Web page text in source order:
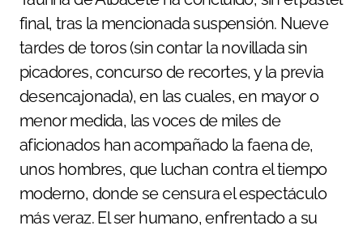
final, tras la mencionada suspensión. Nueve
tardes de toros (sin contar la novillada sin
picadores, concurso de recortes, y la previa
desencajonada), en las cuales, en mayor o
menor medida, las voces de miles de
aficionados han acompañado la faena de,
unos hombres, que luchan contra el tiempo
moderno, donde se censura el espectáculo
más veraz. El ser humano, enfrentado a su